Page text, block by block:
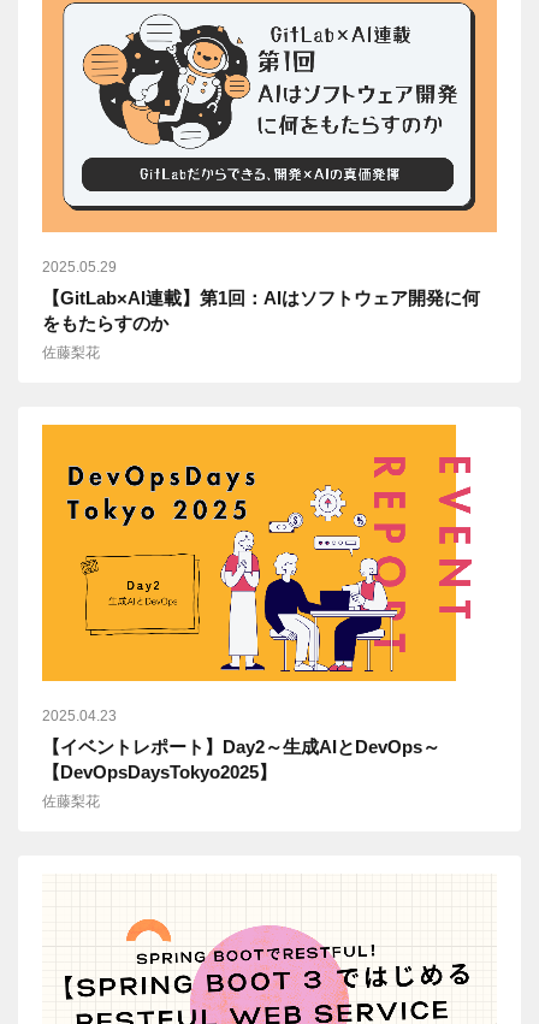
2025.05.29
【GitLab×AI連載】第1回：AIはソフトウェア開発に何
をもたらすのか
佐藤梨花
2025.04.23
【イベントレポート】Day2～生成AIとDevOps～
【DevOpsDaysTokyo2025】
佐藤梨花